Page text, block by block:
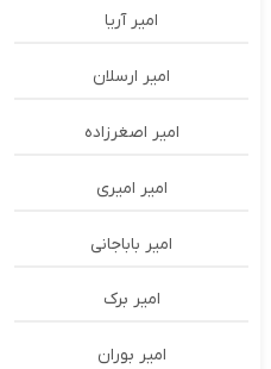
امیر آریا
امیر ارسلان
امیر اصغرزاده
امیر امیری
امیر باباجانی
امیر برک
امیر بوران